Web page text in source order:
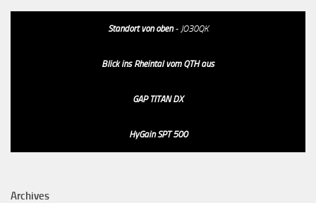
Standort von oben- JO30QK
Blick ins Rheintal vom QTH aus
GAP TITAN DX
HyGain SPT 500
Archives